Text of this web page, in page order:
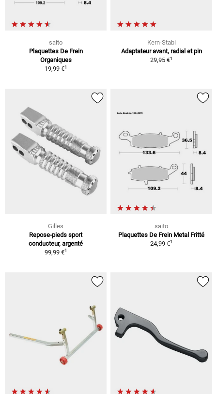
saito
Plaquettes De Frein
Organiques
19,99 €1
Kern-Stabi
Adaptateur avant, radial et pin
29,95 €1
Gilles
Repose-pieds sport
conducteur, argenté
99,99 €1
saito
Plaquettes De Frein Metal Fritté
24,99 €1